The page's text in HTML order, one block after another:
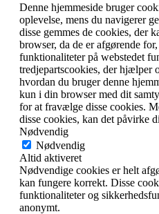
Denne hjemmeside bruger
oplevelse, mens du navigerer
disse gemmes de cookies, der
browser, da de er afgørende
funktionaliteter på webstedet
tredjepartscookies, der hjælper
hvordan du bruger denne
kun i din browser med dit
for at fravælge disse cookies.
disse cookies, kan det påvirke
Nødvendig
Nødvendig
Altid aktiveret
Nødvendige cookies er helt
kan fungere korrekt. Disse
funktionaliteter og
anonymt.